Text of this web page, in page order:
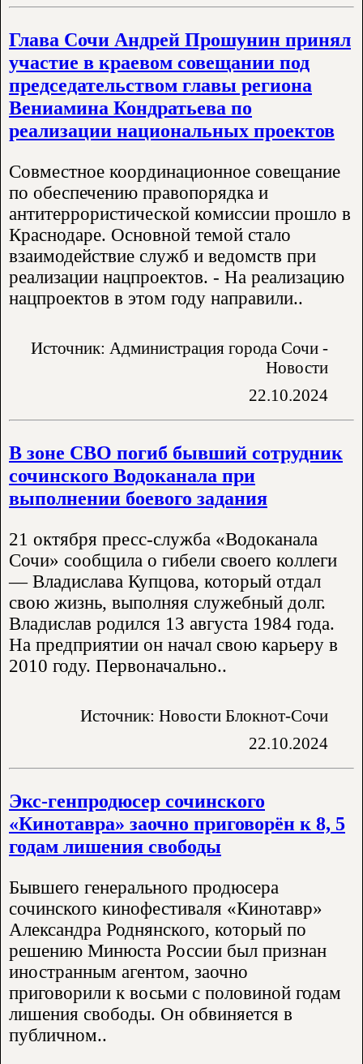
Глава Сочи Андрей Прошунин принял
участие в краевом совещании под
председательством главы региона
Вениамина Кондратьева по
реализации национальных проектов
Совместное координационное совещание
по обеспечению правопорядка и
антитеррористической комиссии прошло в
Краснодаре. Основной темой стало
взаимодействие служб и ведомств при
реализации нацпроектов. - На реализацию
нацпроектов в этом году направили..
Источник: Администрация города Сочи -
Новости
22.10.2024
В зоне СВО погиб бывший сотрудник
сочинского Водоканала при
выполнении боевого задания
21 октября пресс-служба «Водоканала
Сочи» сообщила о гибели своего коллеги
— Владислава Купцова, который отдал
свою жизнь, выполняя служебный долг.
Владислав родился 13 августа 1984 года.
На предприятии он начал свою карьеру в
2010 году. Первоначально..
Источник: Новости Блокнот-Сочи
22.10.2024
Экс-генпродюсер сочинского
«Кинотавра» заочно приговорён к 8, 5
годам лишения свободы
Бывшего генерального продюсера
сочинского кинофестиваля «Кинотавр»
Александра Роднянского, который по
решению Минюста России был признан
иностранным агентом, заочно
приговорили к восьми с половиной годам
лишения свободы. Он обвиняется в
публичном..